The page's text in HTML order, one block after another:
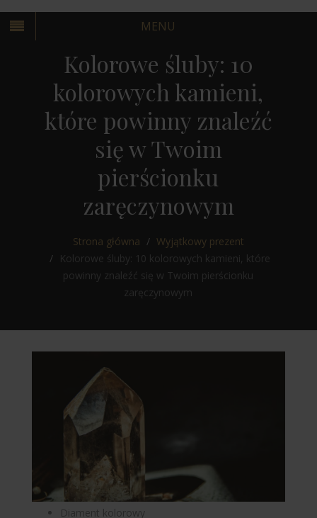
MENU
KRAKÓW
WARSZAWA
ROREN
Kolorowe śluby: 10
kolorowych kamieni,
które powinny znaleźć
się w Twoim
pierścionku
zaręczynowym
Strona główna
Wyjątkowy prezent
Kolorowe śluby: 10 kolorowych kamieni, które
powinny znaleźć się w Twoim pierścionku
zaręczynowym
Diament kolorowy